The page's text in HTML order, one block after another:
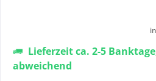
Lieferzeit ca. 2-5
abweichend